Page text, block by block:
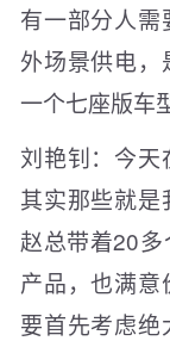
有一部分人需
外场景供电
一个七座版车
刘艳钊：今天
其实那些就
赵总带着20
产品，也满
要首先考虑